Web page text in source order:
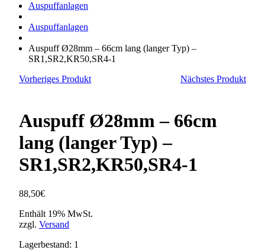
Auspuffanlagen
Auspuffanlagen
Auspuff Ø28mm – 66cm lang (langer Typ) –
SR1,SR2,KR50,SR4-1
Vorheriges Produkt
Nächstes Produkt
Auspuff Ø28mm – 66cm
lang (langer Typ) –
SR1,SR2,KR50,SR4-1
88,50€
Enthält 19% MwSt.
zzgl. Versand
Lagerbestand: 1